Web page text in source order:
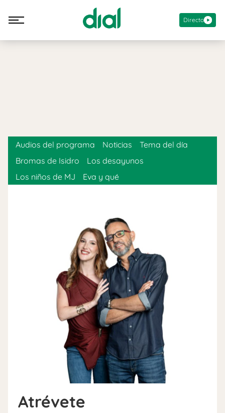
Directo
Atrévete
Audios del programa Noticias
Tema del día
Bromas de Isidro
Los desayunos
Los niños de MJ
Eva y qué